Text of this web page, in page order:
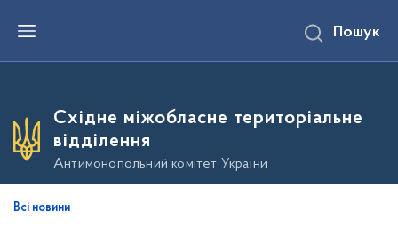
е
о
о
в
Пошук
Східне міжобласне територіальне
відділення
Антимонопольний комітет України
Всі новини